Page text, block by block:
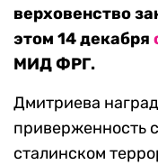
верховенство
этом 14 декабря
МИД ФРГ.
Дмитриева
приверженность
сталинском